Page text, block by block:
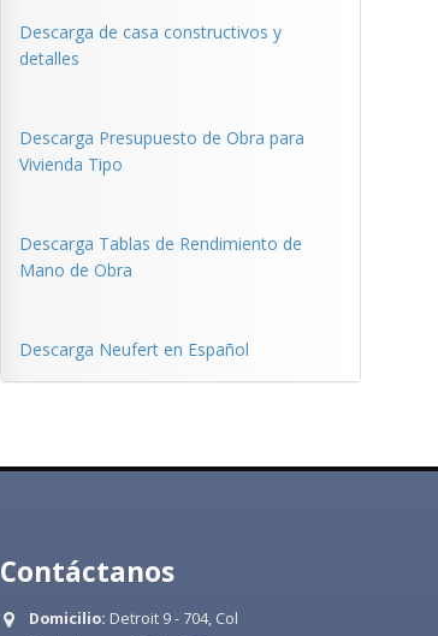
Descarga de casa constructivos y
detalles
Descarga Presupuesto de Obra para
Vivienda Tipo
Descarga Tablas de Rendimiento de
Mano de Obra
Descarga Neufert en Español
Contáctanos
Domicilio: Detroit 9 - 704, Col